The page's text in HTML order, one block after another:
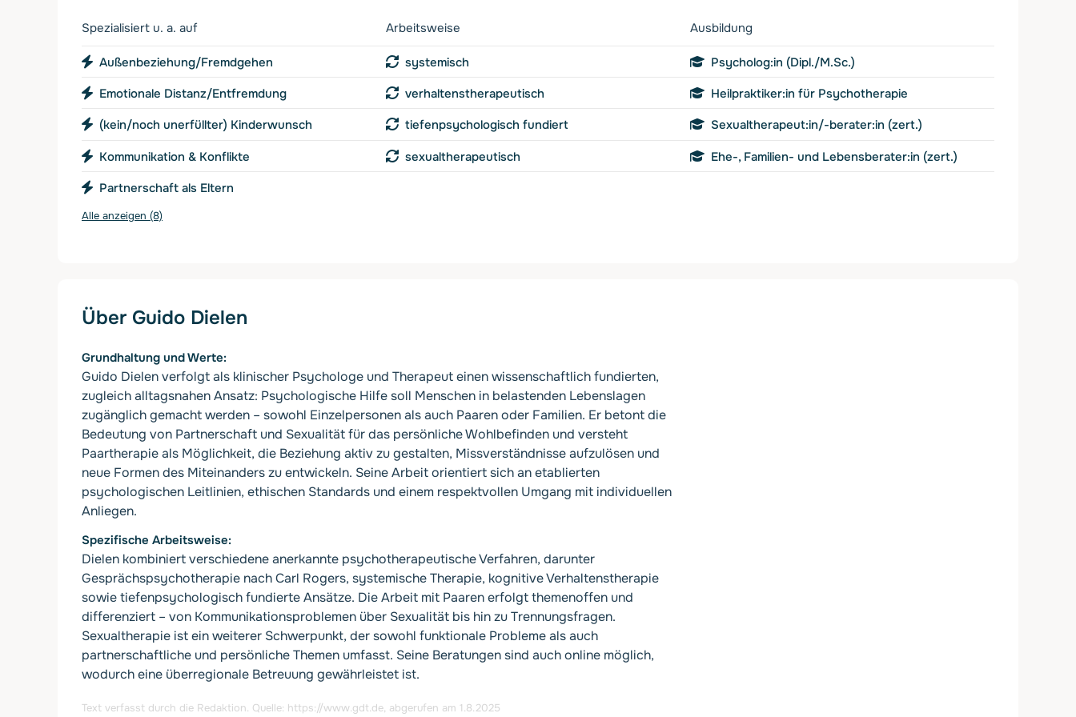
Spezialisiert u. a. auf
Außenbeziehung/Fremdgehen
Emotionale Distanz/Entfremdung
(kein/noch unerfüllter) Kinderwunsch
Kommunikation & Konflikte
Partnerschaft als Eltern
Alle anzeigen (8)
Arbeitsweise
systemisch
verhaltenstherapeutisch
tiefenpsychologisch fundiert
sexualtherapeutisch
Ausbildung
Psycholog:in (Dipl./M.Sc.)
Heilpraktiker:in für Psychotherapie
Sexualtherapeut:in/-berater:in (zert.)
Ehe-, Familien- und Lebensberater:in (zert.)
Über Guido Dielen
Grundhaltung und Werte
Guido Dielen verfolgt als klinischer Psychologe und Therapeut einen wissenschaftlich fundierten,
zugleich alltagsnahen Ansatz: Psychologische Hilfe soll Menschen in belastenden Lebenslagen
zugänglich gemacht werden – sowohl Einzelpersonen als auch Paaren oder Familien. Er betont die
Bedeutung von Partnerschaft und Sexualität für das persönliche Wohlbefinden und versteht
Paartherapie als Möglichkeit, die Beziehung aktiv zu gestalten, Missverständnisse aufzulösen und
neue Formen des Miteinanders zu entwickeln. Seine Arbeit orientiert sich an etablierten
psychologischen Leitlinien, ethischen Standards und einem respektvollen Umgang mit individuellen
Anliegen.
Spezifische Arbeitsweise
Dielen kombiniert verschiedene anerkannte psychotherapeutische Verfahren, darunter
Gesprächspsychotherapie nach Carl Rogers, systemische Therapie, kognitive Verhaltenstherapie
sowie tiefenpsychologisch fundierte Ansätze. Die Arbeit mit Paaren erfolgt themenoffen und
differenziert – von Kommunikationsproblemen über Sexualität bis hin zu Trennungsfragen.
Sexualtherapie ist ein weiterer Schwerpunkt, der sowohl funktionale Probleme als auch
partnerschaftliche und persönliche Themen umfasst. Seine Beratungen sind auch online möglich,
wodurch eine überregionale Betreuung gewährleistet ist.
Text verfasst durch die Redaktion. Quelle: https://www.gdt.de, abgerufen am 1.8.2025